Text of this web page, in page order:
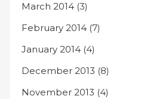
March 2014 (3)
February 2014 (7)
January 2014 (4)
December 2013 (8)
November 2013 (4)